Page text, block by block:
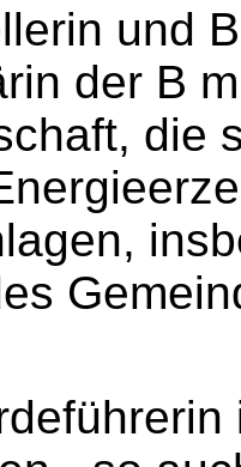
und
der B
die